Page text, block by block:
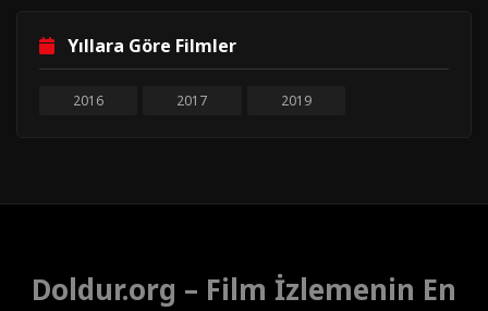
Yıllara Göre Filmler
2016 2017 2019
Doldur.org – Film İzlemenin En